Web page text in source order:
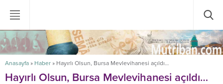
Anasayfa » Haber » Hayırlı Olsun, Bursa Mevlevihanesi açıldı…
Hayırlı Olsun, Bursa Mevlevihanesi açıldı…